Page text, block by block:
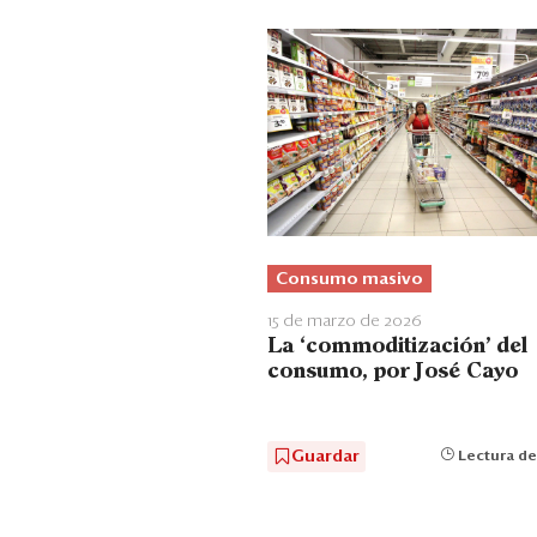
Consumo masivo
15 de marzo de 2026
La ‘commoditización’ del
consumo, por José Cayo
Guardar Lectura